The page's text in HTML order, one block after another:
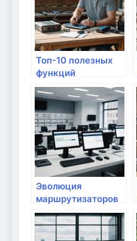
Топ-10 полезных
функций
современных
маршрутизаторов
Эволюция
маршрутизаторов
и их влияние на
повседневную
жизнь